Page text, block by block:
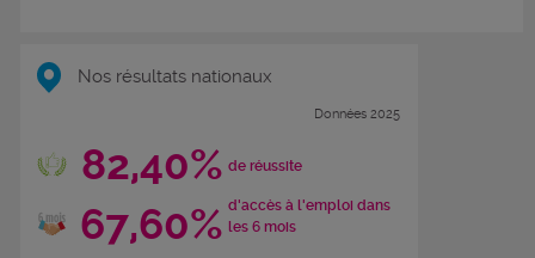
Nos résultats nationaux
Données 2025
82,40% de réussite
67,60% d'accès à l'emploi dans
les 6 mois